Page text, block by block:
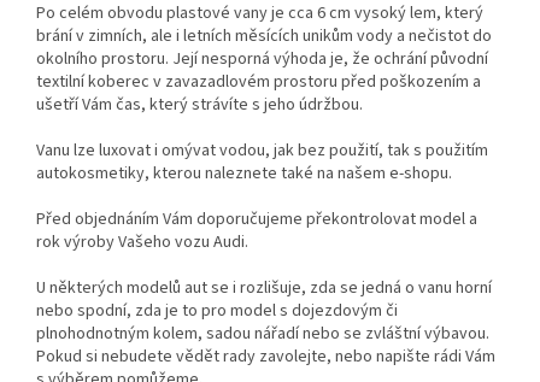
Po celém obvodu plastové vany je cca 6 cm vysoký lem, který
brání v zimních, ale i letních měsících unikům vody a nečistot do
okolního prostoru. Její nesporná výhoda je, že ochrání původní
textilní koberec v zavazadlovém prostoru před poškozením a
ušetří Vám čas, který strávíte s jeho údržbou.
Vanu lze luxovat i omývat vodou, jak bez použití, tak s použitím
autokosmetiky, kterou naleznete také na našem e-shopu.
Před objednáním Vám doporučujeme překontrolovat model a
rok výroby Vašeho vozu Audi.
U některých modelů aut se i rozlišuje, zda se jedná o vanu horní
nebo spodní, zda je to pro model s dojezdovým či
plnohodnotným kolem, sadou nářadí nebo se zvláštní výbavou.
Pokud si nebudete vědět rady zavolejte, nebo napište rádi Vám